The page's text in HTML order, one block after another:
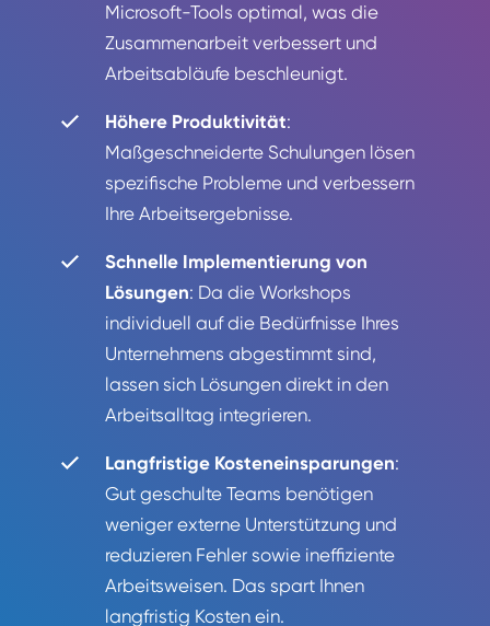
Microsoft-Tools optimal, was die
Zusammenarbeit verbessert und
Arbeitsabläufe beschleunigt.
Höhere Produktivität:
Maßgeschneiderte Schulungen lösen
spezifische Probleme und verbessern
Ihre Arbeitsergebnisse.
Schnelle Implementierung von
Lösungen: Da die Workshops
individuell auf die Bedürfnisse Ihres
Unternehmens abgestimmt sind,
lassen sich Lösungen direkt in den
Arbeitsalltag integrieren.
Langfristige Kosteneinsparungen:
Gut geschulte Teams benötigen
weniger externe Unterstützung und
reduzieren Fehler sowie ineffiziente
Arbeitsweisen. Das spart Ihnen
langfristig Kosten ein.